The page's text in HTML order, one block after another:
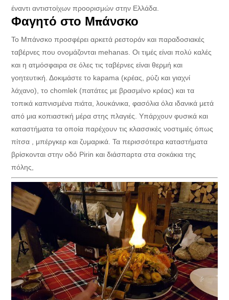
έναντι αντιστοίχων προορισμών στην Ελλάδα.
Φαγητό στο Μπάνσκο
Το Μπάνσκο προσφέρει αρκετά ρεστοράν και παραδοσιακές
ταβέρνες που ονομάζονται mehanas. Οι τιμές είναι πολύ καλές
και η ατμόσφαιρα σε όλες τις ταβέρνες είναι θερμή και
γοητευτική. Δοκιμάστε το kapama (κρέας, ρύζι και γιαχνί
λάχανο), το chomlek (πατάτες με βρασμένο κρέας) και τα
τοπικά καπνισμένα πιάτα, λουκάνικα, φασόλια όλα ιδανικά μετά
από μια κοπιαστική μέρα στης πλαγιές. Υπάρχουν φυσικά και
καταστήματα τα οποία παρέχουν τις κλασσικές νοστιμιές όπως
πίτσα , μπέργκερ και ζυμαρικά. Τα περισσότερα καταστήματα
βρίσκονται στην οδό Pirin και διάσπαρτα στα σοκάκια της
πόλης,